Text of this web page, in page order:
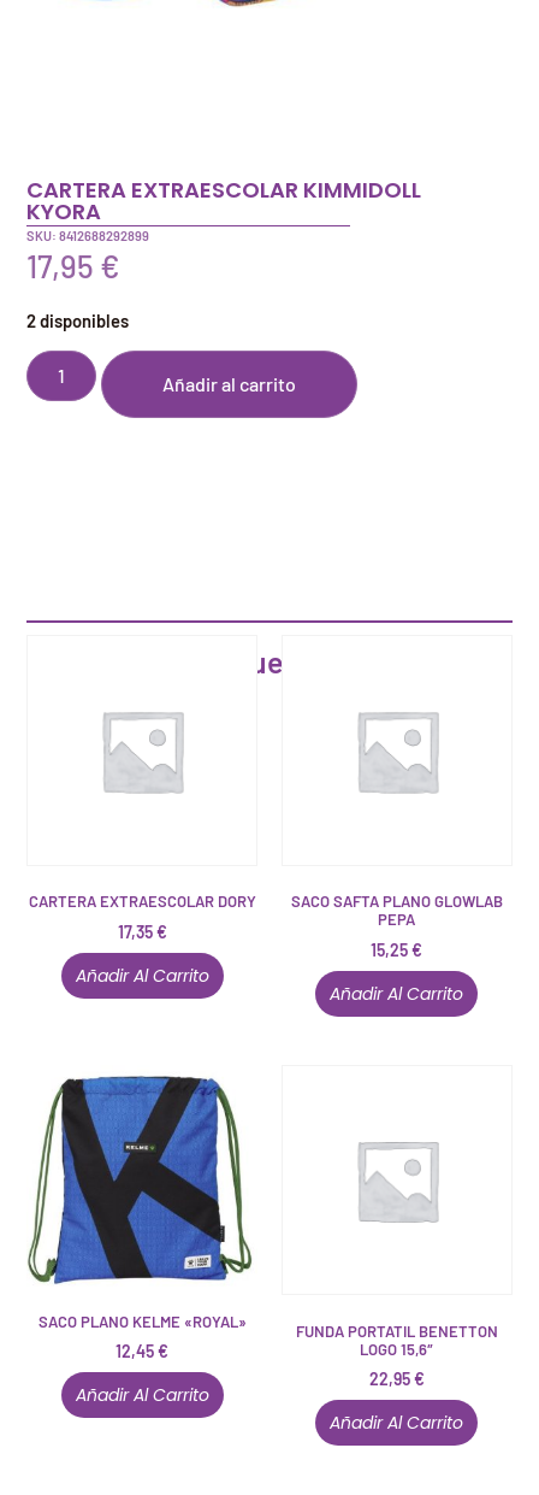
CARTERA EXTRAESCOLAR KIMMIDOLL
KYORA
SKU: 8412688292899
17,95 €
2 disponibles
Añadir al carrito
Artículos que pueden interesarte
CARTERA EXTRAESCOLAR DORY
17,35€
Añadir Al Carrito
SACO SAFTA PLANO GLOWLAB
PEPA
15,25€
Añadir Al Carrito
SACO PLANO KELME «ROYAL»
12,45€
Añadir Al Carrito
FUNDA PORTATIL BENETTON
LOGO 15,6″
22,95€
Añadir Al Carrito